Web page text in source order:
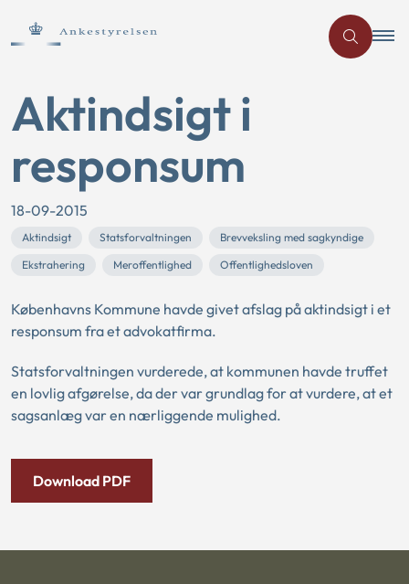
Aktindsigt i
responsum
18-09-2015
Aktindsigt Statsforvaltningen
Brevveksling med sagkyndige
Ekstrahering
Meroffentlighed Offentlighedsloven
Københavns Kommune havde givet afslag på aktindsigt i et
responsum fra et advokatfirma.
Statsforvaltningen vurderede, at kommunen havde truffet
en lovlig afgørelse, da der var grundlag for at vurdere, at et
sagsanlæg var en nærliggende mulighed.
Download PDF